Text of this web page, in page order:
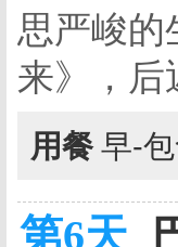
思严峻的
来》，后
用餐 早-
第6天